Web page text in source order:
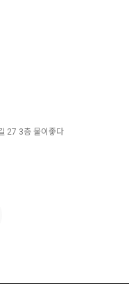
27 3층 물이좋다